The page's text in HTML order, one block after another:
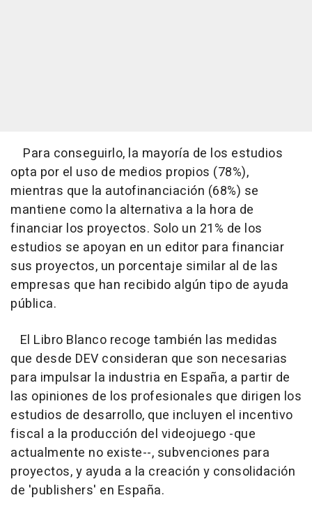
Para conseguirlo, la mayoría de los estudios
opta por el uso de medios propios (78%),
mientras que la autofinanciación (68%) se
mantiene como la alternativa a la hora de
financiar los proyectos. Solo un 21% de los
estudios se apoyan en un editor para financiar
sus proyectos, un porcentaje similar al de las
empresas que han recibido algún tipo de ayuda
pública.
El Libro Blanco recoge también las medidas
que desde DEV consideran que son necesarias
para impulsar la industria en España, a partir de
las opiniones de los profesionales que dirigen los
estudios de desarrollo, que incluyen el incentivo
fiscal a la producción del videojuego -que
actualmente no existe--, subvenciones para
proyectos, y ayuda a la creación y consolidación
de 'publishers' en España.